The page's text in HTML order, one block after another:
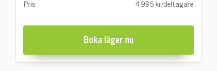
Pris 4 995 kr/deltagare
Boka läger nu